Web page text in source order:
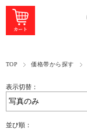
TOP 価格帯から探す
表示切替：
並び順：